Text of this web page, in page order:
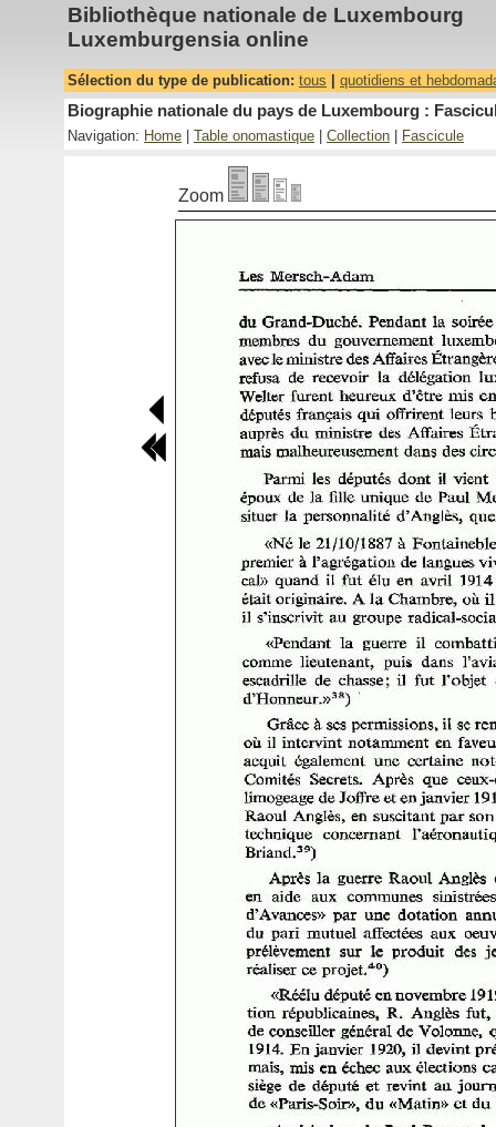
Bibliothèque nationale de Luxembourg
Luxemburgensia online
Sélection du type de publication: tous quotidiens et
Biographie nationale du pays de Luxembourg :
Navigation: Home Table onomastique Collection Fascicule
Zoom